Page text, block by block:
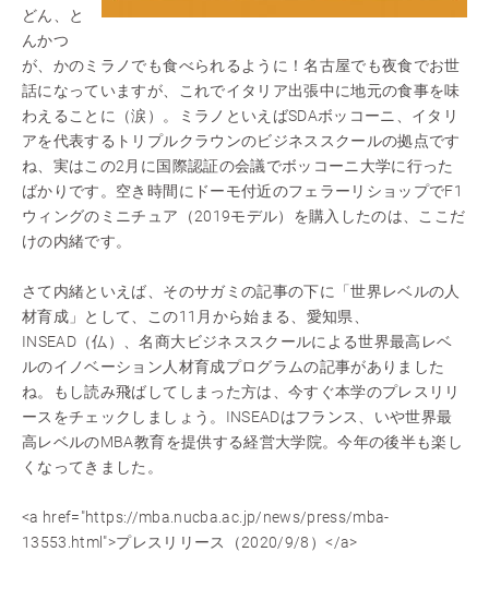
どん、と
んかつ
が、かのミラノでも食べられるように！名古屋でも夜食でお世
話になっていますが、これでイタリア出張中に地元の食事を味
わえることに（涙）。ミラノといえばSDAボッコーニ、イタリ
アを代表するトリプルクラウンのビジネススクールの拠点です
ね、実はこの2月に国際認証の会議でボッコーニ大学に行った
ばかりです。空き時間にドーモ付近のフェラーリショップでF1
ウィングのミニチュア（2019モデル）を購入したのは、ここだ
けの内緒です。
さて内緒といえば、そのサガミの記事の下に「世界レベルの人
材育成」として、この11月から始まる、愛知県、
INSEAD（仏）、名商大ビジネススクールによる世界最高レベ
ルのイノベーション人材育成プログラムの記事がありました
ね。もし読み飛ばしてしまった方は、今すぐ本学のプレスリリ
ースをチェックしましょう。INSEADはフランス、いや世界最
高レベルのMBA教育を提供する経営大学院。今年の後半も楽し
くなってきました。
<a href="https://mba.nucba.ac.jp/news/press/mba-
13553.html">プレスリリース（2020/9/8）</a>